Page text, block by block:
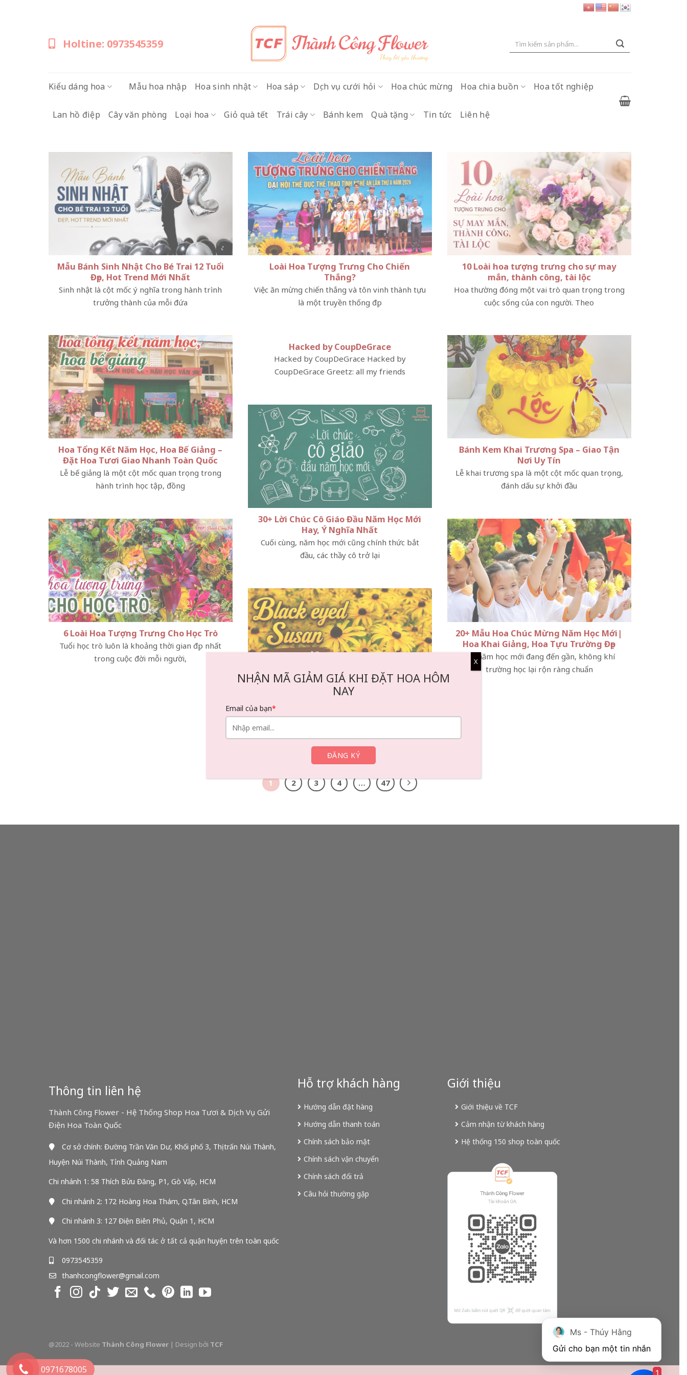
Holtine: 0973545359
Tìm
Kiểu dáng hoa Mẫu hoa nhập Hoa sinh nhật Hoa sáp Dịch vụ cưới hỏi Hoa chúc mừng Hoa chia buồn Hoa tốt nghiệp
Lan hồ điệp Cây văn phòng Loại hoa Giỏ quà tết Trái cây Bánh kem Quà tặng Tin tức Liên hệ
Mẫu Bánh Sinh Nhật Cho Bé Trai 12 Tuổi
Đẹp, Hot Trend Mới Nhất
Sinh nhật là cột mốc ý nghĩa trong hành trình
trưởng thành của mỗi đứa
Loài Hoa Tượng Trưng Cho Chiến
Thắng?
Việc ăn mừng chiến thắng và tôn vinh thành tựu
là một truyền thống đẹp
10 Loài hoa tượng trưng cho sự may
mắn, thành công, tài lộc
Hoa thường đóng một vai trò quan trọng trong
cuộc sống của con người. Theo
Hoa Tổng Kết Năm Học, Hoa Bế Giảng –
Đặt Hoa Tươi Giao Nhanh Toàn Quốc
Lễ bế giảng là một cột mốc quan trọng trong
hành trình học tập, đồng
Hacked by CoupDeGrace
Hacked by CoupDeGrace Hacked by
CoupDeGrace Greetz: all my friends
Bánh Kem Khai Trương Spa – Giao Tận
Nơi Uy Tín
Lễ khai trương spa là một cột mốc quan trọng,
đánh dấu sự khởi đầu
30+ Lời Chúc Cô Giáo Đầu Năm Học Mới
Hay, Ý Nghĩa Nhất
Cuối cùng, năm học mới cũng chính thức bắt
đầu, các thầy cô trở lại
6 Loài Hoa Tượng Trưng Cho Học Trò
Tuổi học trò luôn là khoảng thời gian đẹp nhất
trong cuộc đời mỗi người,
20+ Mẫu Hoa Chúc Mừng Năm Học Mới|
Hoa Khai Giảng, Hoa Tựu Trường Đẹp
Khi năm học mới đang đến gần, không khí
trường học lại rộn ràng chuẩn
Black Eyed Susan Là Hoa Gì? Khám Phá Ý
Nghĩa Hoa Cúc Mắt Đen
Trong thế giới các loài hoa dại, Black Eyed Susan
là hoa gì mà lại
1 2 3 4 … 47
Thông tin liên hệ
Thành Công Flower - Hệ Thống Shop Hoa Tươi & Dịch Vụ Gửi
Điện Hoa Toàn Quốc
Cơ sở chính: Đường Trần Văn Dư, Khối phố 3, Thị trấn Núi Thành,
Huyện Núi Thành, Tỉnh Quảng Nam
Chi nhánh 1: 58 Thích Bửu Đăng, P1, Gò Vấp, HCM
Chi nhánh 2: 172 Hoàng Hoa Thám, Q.Tân Bình, HCM
Chi nhánh 3: 127 Điện Biên Phủ, Quận 1, HCM
Và hơn 1500 chi nhánh và đối tác ở tất cả quận huyện trên toàn quốc
0973545359
thanhcongflower@gmail.com
Hỗ trợ khách hàng
Hướng dẫn đặt hàng
Hướng dẫn thanh toán
Chính sách bảo mật
Chính sách vận chuyển
Chính sách đổi trả
Câu hỏi thường gặp
Giới thiệu
Giới thiệu về TCF
Cảm nhận từ khách hàng
Hệ thống 150 shop toàn quốc
@2022 - Website Thành Công Flower| Design bởi TCF
0971678005
NHẬN MÃ GIẢM GIÁ KHI ĐẶT HOA HÔM
NAY
Email của bạn*
X
Ms - Thúy Hằng
Gửi cho bạn một tin nhắn
1